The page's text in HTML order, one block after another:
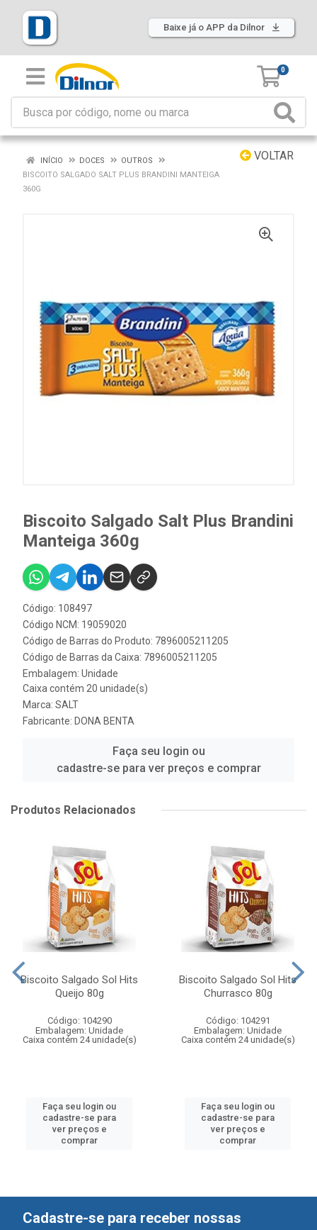
Baixe já o APP da Dilnor
0
VOLTAR
INÍCIO DOCES
OUTROS
BISCOITO SALGADO SALT PLUS BRANDINI MANTEIGA
360G
Biscoito Salgado Salt Plus Brandini
Manteiga 360g
Código: 108497
Código NCM: 19059020
Código de Barras do Produto: 7896005211205
Código de Barras da Caixa: 7896005211205
Embalagem: Unidade
Caixa contém 20 unidade(s)
Marca: SALT
Fabricante: DONA BENTA
Faça seu login ou
cadastre-se para ver preços e comprar
Produtos Relacionados
Biscoito Salgado Sol Hits
Queijo 80g
Código: 104290
Embalagem: Unidade
Caixa contém 24 unidade(s)
Faça seu login ou
cadastre-se para
ver preços e
comprar
Biscoito Salgado Sol Hits
Churrasco 80g
Código: 104291
Embalagem: Unidade
Caixa contém 24 unidade(s)
Faça seu login ou
cadastre-se para
ver preços e
comprar
Cadastre-se para receber nossas